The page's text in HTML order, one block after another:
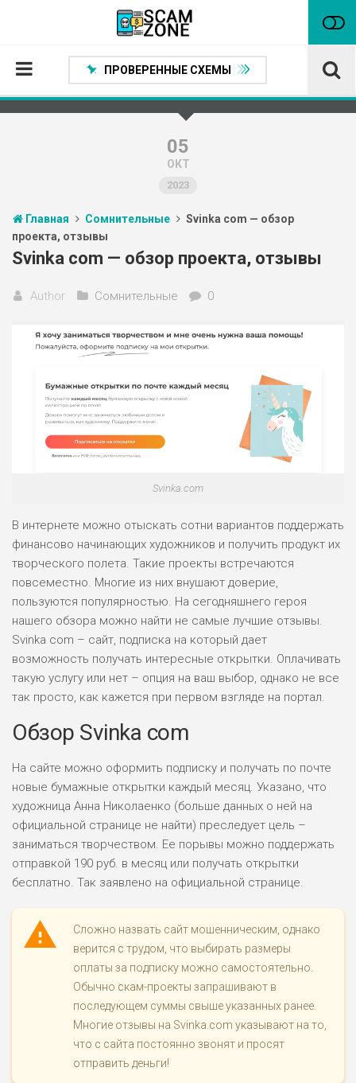
Проверенные способы заработка
Статьи
Партнеры
ПРОВЕРЕННЫЕ СХЕМЫ
05
ОКТ
2023
Главная Сомнительные
Svinka com — обзор
проекта, отзывы
Svinka com — обзор проекта, отзывы
Author Сомнительные 0
Svinka.com
В интернете можно отыскать сотни вариантов поддержать
финансово начинающих художников и получить продукт их
творческого полета. Такие проекты встречаются
повсеместно. Многие из них внушают доверие,
пользуются популярностью. На сегодняшнего героя
нашего обзора можно найти не самые лучшие отзывы.
Svinka com – сайт, подписка на который дает
возможность получать интересные открытки. Оплачивать
такую услугу или нет – опция на ваш выбор, однако не все
так просто, как кажется при первом взгляде на портал.
Обзор Svinka com
На сайте можно оформить подписку и получать по почте
новые бумажные открытки каждый месяц. Указано, что
художница Анна Николаенко (больше данных о ней на
официальной странице не найти) преследует цель –
заниматься творчеством. Ее порывы можно поддержать
отправкой 190 руб. в месяц или получать открытки
бесплатно. Так заявлено на официальной странице.
Сложно назвать сайт мошенническим, однако
верится с трудом, что выбирать размеры
оплаты за подписку можно самостоятельно.
Обычно скам-проекты запрашивают в
последующем суммы свыше указанных ранее.
Многие отзывы на Svinka.com указывают на то,
что с сайта постоянно звонят и просят
отправить деньги!